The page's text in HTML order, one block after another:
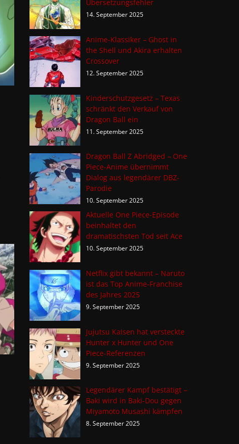
Übersetzungsfehler
14. September 2025
Anime-Klassiker – Ghost in
the Shell und Akira erhalten
Crossover
12. September 2025
Kinderschutzgesetz – Texas
schränkt den Verkauf von
Dragon Ball ein
11. September 2025
Dragon Ball Z Abridged – One
Piece-Anime übernimmt
Dialog aus legendärer DBZ-
Parodie
10. September 2025
Aktuelle One Piece-Episode
beinhaltet den
dramatischsten Tod seit Ace
10. September 2025
Netflix gibt bekannt – Naruto
ist das Top Anime-Franchise
des Jahres 2025
9. September 2025
Jujutsu Kaisen hat versteckte
Hunter x Hunter und One
Piece-Referenzen
9. September 2025
Legendärer Kampf bestätigt –
Baki wird in Baki-Dou gegen
Miyamoto Musashi kämpfen
8. September 2025